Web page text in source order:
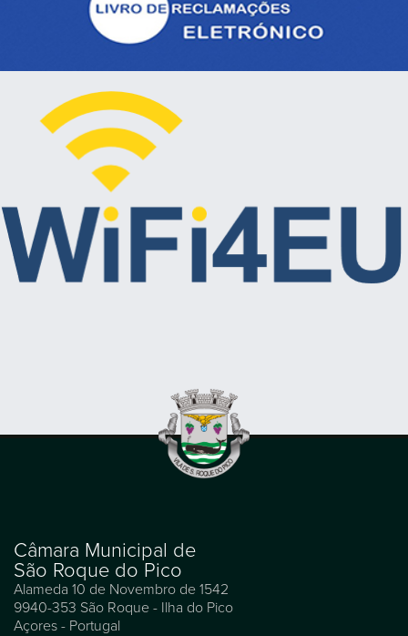
Câmara Municipal de
São Roque do Pico
Alameda 10 de Novembro de 1542
9940-353 São Roque - Ilha do Pico
Açores - Portugal